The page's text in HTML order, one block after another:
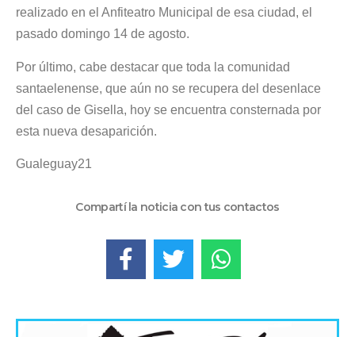
realizado en el Anfiteatro Municipal de esa ciudad, el
pasado domingo 14 de agosto.
Por último, cabe destacar que toda la comunidad
santaelenense, que aún no se recupera del desenlace
del caso de Gisella, hoy se encuentra consternada por
esta nueva desaparición.
Gualeguay21
Compartí la noticia con tus contactos